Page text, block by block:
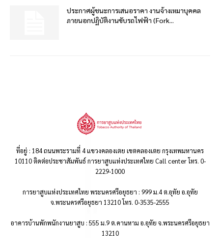
ประกาศผู้ชนะการเสนอราคา งานจ้างเหมาบุคคล
ภายนอกปฏิบัติงานขับรถไฟฟ้า (Fork...
ที่อยู่ : 184 ถนนพระรามที่ 4 แขวงคลองเตย เขตคลองเตย กรุงเทพมหานคร
10110 ติดต่อประชาสัมพันธ์ การยาสูบแห่งประเทศไทย Call center โทร. 0-
2229-1000
การยาสูบแห่งประเทศไทย พระนครศรีอยุธยา : 999 ม.4 ต.อุทัย อ.อุทัย
จ.พระนครศรีอยุธยา 13210 โทร. 0-3535-2555
อาคารบ้านพักพนักงานยาสูบ : 555 ม.9 ต.คานหาม อ.อุทัย จ.พระนครศรีอยุธยา
13210